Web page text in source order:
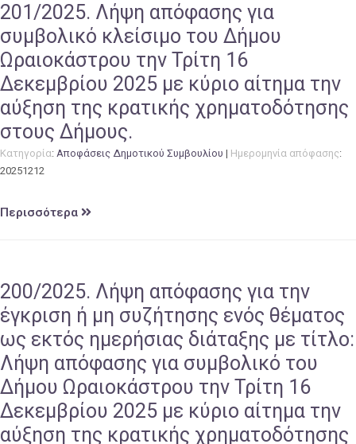
201/2025. Λήψη απόφασης για
συμβολικό κλείσιμο του Δήμου
Ωραιοκάστρου την Τρίτη 16
Δεκεμβρίου 2025 με κύριο αίτημα την
αύξηση της κρατικής χρηματοδότησης
στους Δήμους.
Κατηγορία: Αποφάσεις Δημοτικού Συμβουλίου | Ημερομηνία απόφασης:
20251212
Περισσότερα
200/2025. Λήψη απόφασης για την
έγκριση ή μη συζήτησης ενός θέματος
ως εκτός ημερήσιας διάταξης με τίτλο:
Λήψη απόφασης για συμβολικό του
Δήμου Ωραιοκάστρου την Τρίτη 16
Δεκεμβρίου 2025 με κύριο αίτημα την
αύξηση της κρατικής χρηματοδότησης